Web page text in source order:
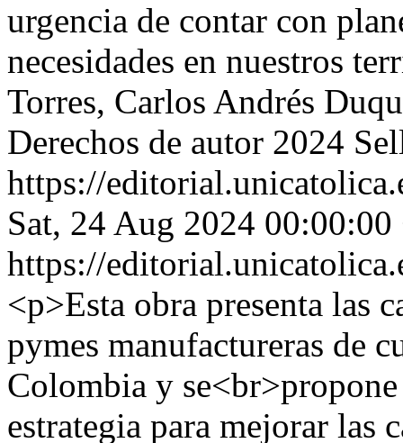
urgencia de contar con
necesidades en nuestros
Torres, Carlos Andrés
Derechos de autor 2024
https://
Sat, 24 Aug 2024 00:00:00
https://
<p>Esta obra presenta las
pymes manufactureras de
Colombia y
estrategia para mejorar las